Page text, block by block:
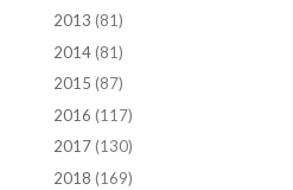
2013 (81)
2014(81)
2015 (87)
2016 (117)
2017(130)
2018 (169)